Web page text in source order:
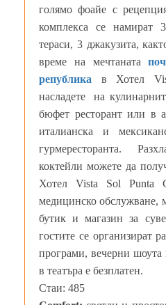
голямо фоайе с
комплекса се намират
тераси, 3 джакузита,
време на мечтаната
република в Хотел
насладете на
бюфет ресторант или в
италианска и
гурмересторанта.
коктейли можете да
Хотел Vista Sol Punta
медицинско обслужване,
бутик и магазин за
гостите се организират
програми, вечерни шоута
в театъра е безплатен.
Стаи: 485